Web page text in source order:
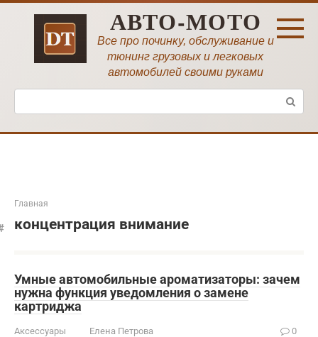
Перейти
АВТО-МОТО
Все про починку, обслуживание и
тюнинг грузовых и легковых
автомобилей своими руками
Поиск:
Главная
концентрация внимание
Умные автомобильные ароматизаторы: зачем
нужна функция уведомления о замене
картриджа
Аксессуары Елена Петрова 0